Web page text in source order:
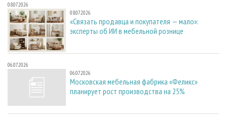
08.07.2026
08.07.2026
«Связать продавца и покупателя — мало»:
эксперты об ИИ в мебельной рознице
06.07.2026
06.07.2026
Московская мебельная фабрика «Феликс»
планирует рост производства на 25%